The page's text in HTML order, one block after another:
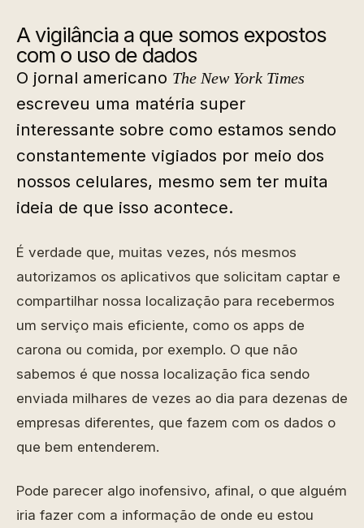
A vigilância a que somos expostos
com o uso de dados
O jornal americano The New York Times
escreveu uma matéria super
interessante sobre como estamos sendo
constantemente vigiados por meio dos
nossos celulares, mesmo sem ter muita
ideia de que isso acontece.
É verdade que, muitas vezes, nós mesmos
autorizamos os aplicativos que solicitam captar e
compartilhar nossa localização para recebermos
um serviço mais eficiente, como os apps de
carona ou comida, por exemplo. O que não
sabemos é que nossa localização fica sendo
enviada milhares de vezes ao dia para dezenas de
empresas diferentes, que fazem com os dados o
que bem entenderem.
Pode parecer algo inofensivo, afinal, o que alguém
iria fazer com a informação de onde eu estou